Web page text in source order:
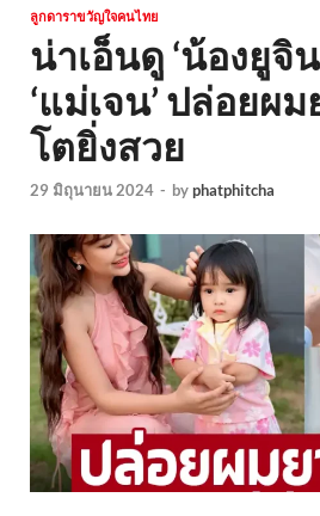
ลูกดาราขวัญใจคนไทย
น่าเอ็นดู ‘น้องยูจิ
‘แม่เจน’ ปล่อยผม
โตยิ่งสวย
29 มิถุนายน 2024 - byphatphitcha